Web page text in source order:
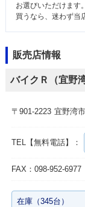
お選びいただけます
買うなら、迷わず当
販売店情報
バイクＲ（宜野
〒901-2223 宜野湾
TEL【無料電話】：
FAX：098-952-6977
在庫（345台）